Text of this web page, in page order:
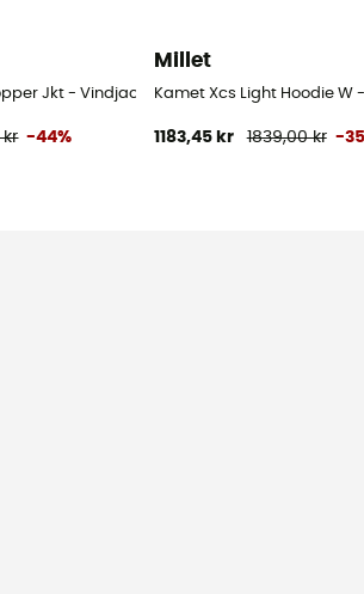
Jkt - Vindjacka - Dam
kr -44%
Millet
Kamet Xcs Light Hoodie
1183,45 kr 1839,00 kr -